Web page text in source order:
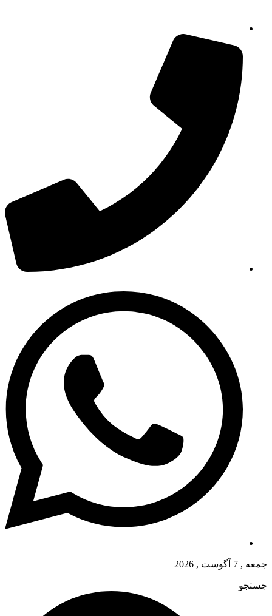
جمعه , 7 آگوست , 2026
جستجو